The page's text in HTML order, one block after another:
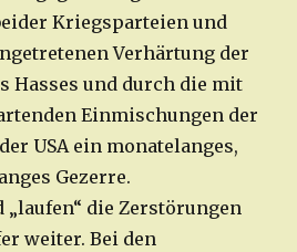
Kriegsparteien und
Verhärtung der
Hasses und durch die mit
Einmischungen der
USA ein monatelanges,
Gezerre.
„laufen“ die Zerstörungen
weiter. Bei den